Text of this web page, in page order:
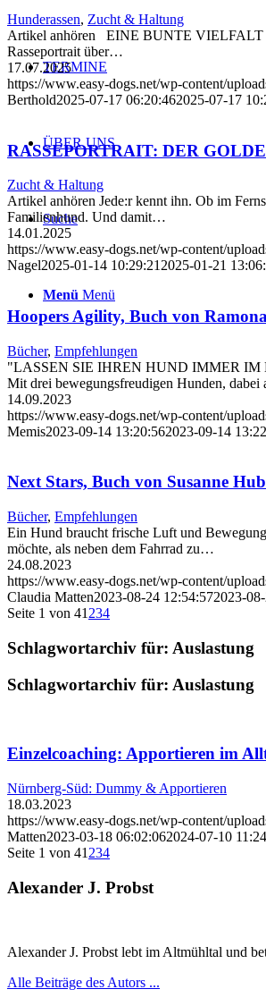
TERMINE
ÜBER UNS
Suche
Menü Menü
Hunderassen, Zucht & Haltung
Artikel anhören EINE BUNTE VIELFALT
Rasseportrait über…
17.07.2025
https://www.easy-dogs.net/wp-content/
Berthold2025-07-17 06:20:462025-07-17
RASSEPORTRAIT: DER
Zucht & Haltung
Artikel anhören Jede:r kennt ihn. Ob im
Familienhund. Und damit…
14.01.2025
https://www.easy-dogs.net/wp-content/
Nagel2025-01-14 10:29:21 2025-01-21
Hoopers Agility, Buch von
Bücher, Empfehlungen
"LASSEN SIE IHREN HUND IMMER IM
Mit drei bewegungsfreudigen Hunden,
14.09.2023
https://www.easy-dogs.net/wp-content/
Memis2023-09-14 13:20:562023-09-14
Next Stars, Buch von Susanne
Bücher, Empfehlungen
Ein Hund braucht frische Luft und
möchte, als neben dem Fahrrad zu…
24.08.2023
https://www.easy-dogs.net/wp-content/
Claudia Matten2023-08-24 12:54:572023-
Seite 1 von 41 234
Schlagwortarchiv für: Auslastung
Schlagwortarchiv für: Auslastung
Einzelcoaching: Apportieren im
Nürnberg-Süd: Dummy & Apportieren
18.03.2023
https://www.easy-dogs.net/wp-content/
Matten2023-03-18 06:02:062024-07-10
Seite 1 von 41 234
Alexander J. Probst
Alexander J. Probst lebt im Altmühltal und
Alle Beiträge des Autors ...